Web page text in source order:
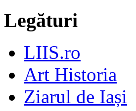
Legături
LIIS.ro
Art Historia
Ziarul de Iași